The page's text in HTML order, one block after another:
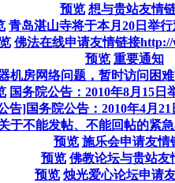
预览 想与贵站友情
青岛湛山寺将于本月20日举
佛法在线申请友情链接
预览 重要通知
机房网络问题，暂时访问困
国务院公告：2010年8月15日
告]国务院公告：2010年4月
于不能发帖、不能回帖的紧急
预览 施乐会申请友情
预览 佛教论坛与贵站友
预览 烛光爱心论坛申请